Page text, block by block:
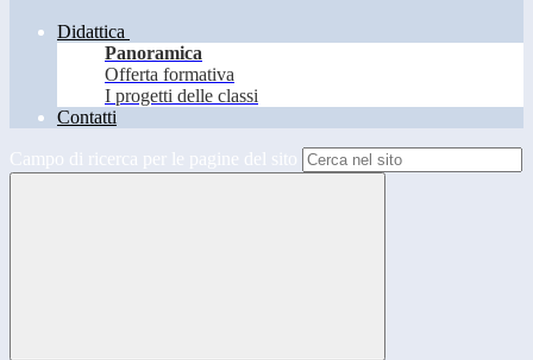
Didattica
Panoramica
Offerta formativa
I progetti delle classi
Contatti
Campo di ricerca per le pagine del sito